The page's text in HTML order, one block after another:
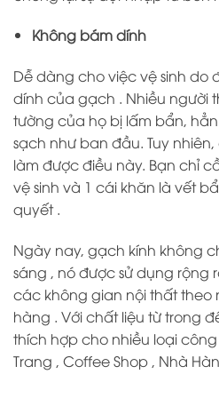
Không bám dính
Dễ dàng cho việc vệ sinh do
dính của gạch . Nhiều người
tường của họ bị lấm bẩn,
sạch như ban đầu. Tuy
làm được điều này. Bạn chỉ
vệ sinh và 1 cái khăn là vết
quyết .
Ngày nay, gạch kính không
sáng , nó được sử dụng rộng
các không gian nội thất theo
hàng . Với chất liệu từ trong
thích hợp cho nhiều loại công
Trang , Coffee Shop , Nhà